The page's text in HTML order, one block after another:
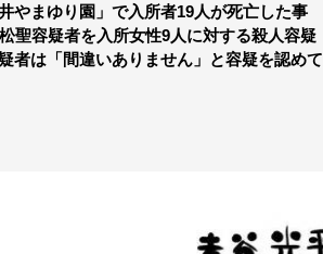
やまゆり園」で入所者19人が死亡した事
聖容疑者を入所女性9人に対する殺人容疑
者は「間違いありません」と容疑を認めて